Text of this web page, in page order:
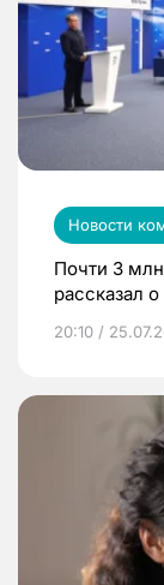
Новости
Почти 3
рассказал
20:10 /